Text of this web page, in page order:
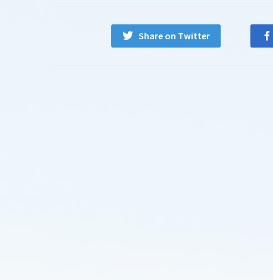
Share on Twitter